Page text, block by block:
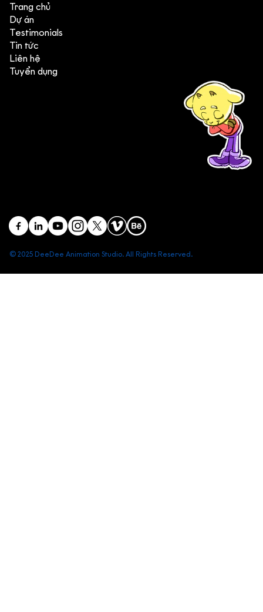
© 2025 DeeDee Animation Studio. All Rights Reserved.
Head office: Central Point Bld., No. 219 Trung Kinh Str.,
Branch office: SGR Bld., No. 167 -169 Dien Bien Phu Str.,
Trang chủ
Dự án
Testimonials
Tin tức
Liên hệ
Tuyển dụng